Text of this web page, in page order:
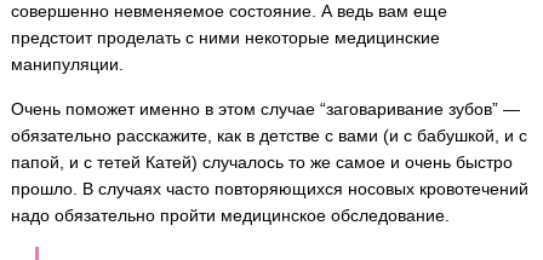
совершенно невменяемое состояние. А ведь вам еще
предстоит проделать с ними некоторые медицинские
манипуляции.
Очень поможет именно в этом случае “заговаривание зубов” —
обязательно расскажите, как в детстве с вами (и с бабушкой, и с
папой, и с тетей Катей) случалось то же самое и очень быстро
прошло. В случаях часто повторяющихся носовых кровотечений
надо обязательно пройти медицинское обследование.